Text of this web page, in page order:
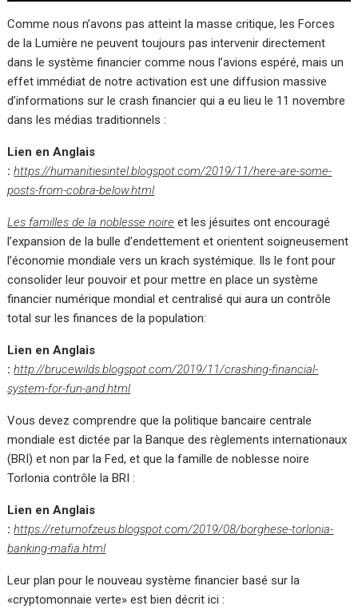
Comme nous n’avons pas atteint la masse critique, les Forces
de la Lumière ne peuvent toujours pas intervenir directement
dans le système financier comme nous l’avions espéré, mais un
effet immédiat de notre activation est une diffusion massive
d’informations sur le crash financier qui a eu lieu le 11 novembre
dans les médias traditionnels :
Lien en Anglais
: https://humanitiesintel.blogspot.com/2019/11/here-are-some-
posts-from-cobra-below.html
Les familles de la noblesse noire et les jésuites ont encouragé
l’expansion de la bulle d’endettement et orientent soigneusement
l’économie mondiale vers un krach systémique. Ils le font pour
consolider leur pouvoir et pour mettre en place un système
financier numérique mondial et centralisé qui aura un contrôle
total sur les finances de la population:
Lien en Anglais
: http://brucewilds.blogspot.com/2019/11/crashing-financial-
system-for-fun-and.html
Vous devez comprendre que la politique bancaire centrale
mondiale est dictée par la Banque des règlements internationaux
(BRI) et non par la Fed, et que la famille de noblesse noire
Torlonia contrôle la BRI :
Lien en Anglais
: https://returnofzeus.blogspot.com/2019/08/borghese-torlonia-
banking-mafia.html
Leur plan pour le nouveau système financier basé sur la
«cryptomonnaie verte» est bien décrit ici :